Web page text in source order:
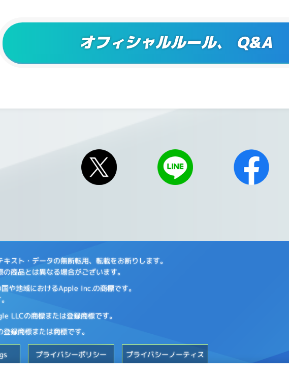
オフィシャルルール、 Q&A
スト・データの無断転用、転載をお断りします。
商品とは異なる場合がございます。
や地域におけるApple Inc.の商標です。
LLCの商標または登録商標です。
録商標または商標です。
プライバシーポリシー プライバシーノーティス